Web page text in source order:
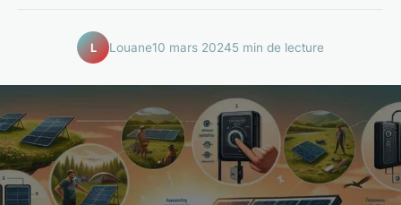
L Louane10 mars 20245 min de lecture